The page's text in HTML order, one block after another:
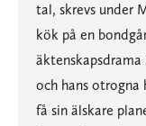
tal, skrevs under
kök på en
äktenskapsdrama
och hans
få sin älskare